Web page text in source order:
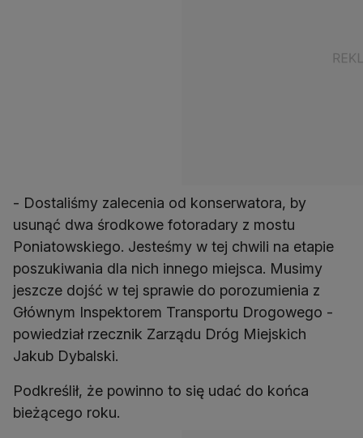
- Dostaliśmy zalecenia od konserwatora, by
usunąć dwa środkowe fotoradary z mostu
Poniatowskiego. Jesteśmy w tej chwili na etapie
poszukiwania dla nich innego miejsca. Musimy
jeszcze dojść w tej sprawie do porozumienia z
Głównym Inspektorem Transportu Drogowego -
powiedział rzecznik Zarządu Dróg Miejskich
Jakub Dybalski.
Podkreślił, że powinno to się udać do końca
bieżącego roku.